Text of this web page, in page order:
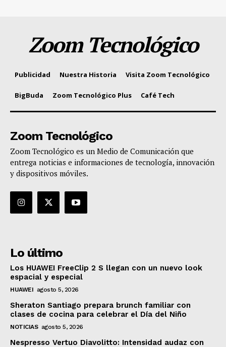
Zoom Tecnológico
Publicidad Nuestra Historia Visita Zoom Tecnológico
BigBuda Zoom Tecnológico Plus Café Tech
Zoom Tecnológico
Zoom Tecnológico es un Medio de Comunicación que
entrega noticias e informaciones de tecnología, innovación
y dispositivos móviles.
Lo último
Los HUAWEI FreeClip 2 S llegan con un nuevo look
espacial y especial
HUAWEI agosto 5, 2026
Sheraton Santiago prepara brunch familiar con
clases de cocina para celebrar el Día del Niño
NOTICIAS agosto 5, 2026
Nespresso Vertuo Diavolitto: Intensidad audaz con